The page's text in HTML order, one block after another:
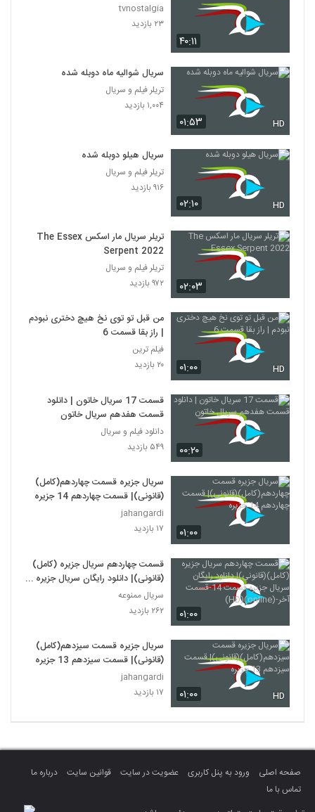
۴۰:۱۱
tvnostalgia
۲۳ بازدید
۰۱:۵۳ HD
سریال شوالیه ماه دوبله شده
تریلر فیلم و سریال
۱,۰۰۴ بازدید
۰۲:۱۰ HD
سریال هیلو دوبله شده
تریلر فیلم و سریال
۹۱۶ بازدید
۰۲:۰۳
تریلر سریال مار اسکس The Essex
Serpent 2022
تریلر فیلم و سریال
۹۷۲ بازدید
۰۱:۰۰ HD
من قبل تو توی نخ هیچ دختری نبودم
| راز بقا قسمت 6
فیلم ترین
۲۰ بازدید
۰۰:۲۰
قسمت 17 سریال خاتون | دانلود
قسمت هفدهم سریال خاتون
دانلود فیلم و سریال
۵۴۹ بازدید
۰۱:۰۰
سریال جزیره قسمت چهاردهم(کامل)
(قانونی)| قسمت چهاردهم 14 جزیره
jahangardi
۱۷ بازدید
۰۱:۰۰
قسمت چهاردهم سریال جزیره (کامل)
(قانونی)| دانلود رایگان سریال جزیره
(HD)
سریال ممنوعه
۲۶۲ بازدید
۰۱:۰۰ HD
سریال جزیره قسمت سیزدهم(کامل)
(قانونی)| قسمت سیزدهم 13 جزیره
jahangardi
۱۷ بازدید
صفحه اصلی ورود به پنل کاربری عضویت در سایت قوانین سایت
درباره ما
تماس با ما